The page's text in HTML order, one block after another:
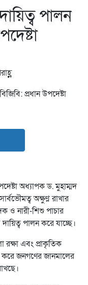
পালন
অধ্যাপক ড. মুহাম্মদ
অক্ষুণ্ন রাখার
ও নারী-শিশু পাচার
দায়িত্ব পালন করে যাচ্ছে।
এবং প্রাকৃতিক
করে জনগণের জানমালের